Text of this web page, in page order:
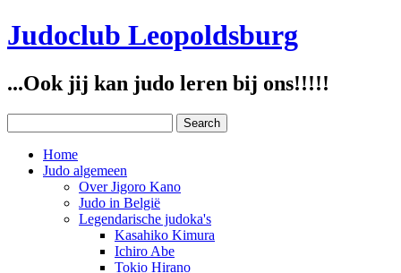
Judoclub Leopoldsburg
...Ook jij kan judo leren bij ons!!!!!
Home
Judo algemeen
Over Jigoro Kano
Judo in België
Legendarische judoka's
Kasahiko Kimura
Ichiro Abe
Tokio Hirano